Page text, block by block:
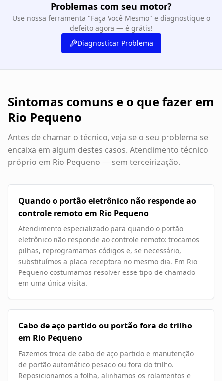
Problemas com seu motor?
Use nossa ferramenta "Faça Você Mesmo" e diagnostique o
defeito agora — é grátis!
Diagnosticar Problema
Sintomas comuns e o que fazer em
Rio Pequeno
Antes de chamar o técnico, veja se o seu problema se
encaixa em algum destes casos. Atendimento técnico
próprio em Rio Pequeno — sem terceirização.
Quando o portão eletrônico não responde ao
controle remoto em Rio Pequeno
Atendimento especializado para quando o portão
eletrônico não responde ao controle remoto: trocamos
pilhas, reprogramamos códigos e, se necessário,
substituímos a placa receptora no mesmo dia. Em Rio
Pequeno costumamos resolver esse tipo de chamado
em uma única visita.
Cabo de aço partido ou portão fora do trilho
em Rio Pequeno
Fazemos troca de cabo de aço partido e manutenção
de portão automático pesado ou fora do trilho.
Reposicionamos a folha, alinhamos os rolamentos e